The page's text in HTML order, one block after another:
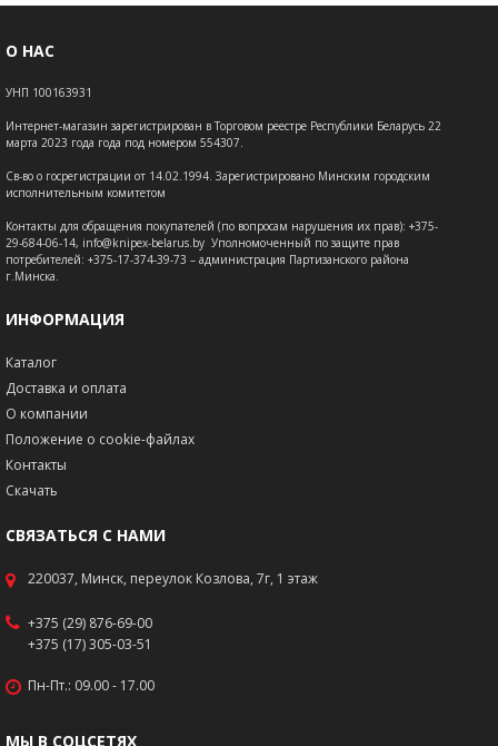
О НАС
УНП 100163931
Интернет-магазин зарегистрирован в Торговом реестре Республики Беларусь 22
марта 2023 года года под номером 554307.
Св-во о госрегистрации от 14.02.1994. Зарегистрировано Минским городским
исполнительным комитетом
Контакты для обращения покупателей (по вопросам нарушения их прав): +375-
29-684-06-14, info@knipex-belarus.by Уполномоченный по защите прав
потребителей: +375-17-374-39-73 – администрация Партизанского района
г.Минска.
ИНФОРМАЦИЯ
Каталог
Доставка и оплата
О компании
Положение о cookie-файлах
Контакты
Скачать
СВЯЗАТЬСЯ С НАМИ
220037, Минск, переулок Козлова, 7г, 1 этаж
+375 (29) 876-69-00
+375 (17) 305-03-51
Пн-Пт.: 09.00 - 17.00
МЫ В СОЦСЕТЯХ